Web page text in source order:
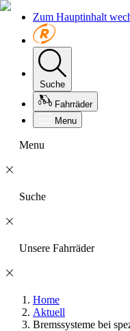
Zum Hauptinhalt
Suche
Fahrräder
Menu
Menu
Suche
Unsere Fahrräder
Home
Aktuell
Bremssysteme bei